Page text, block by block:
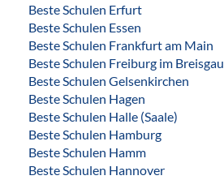
Beste Schulen Erfurt
Beste Schulen Essen
Beste Schulen Frankfurt am Main
Beste Schulen Freiburg im Breisgau
Beste Schulen Gelsenkirchen
Beste Schulen Hagen
Beste Schulen Halle (Saale)
Beste Schulen Hamburg
Beste Schulen Hamm
Beste Schulen Hannover